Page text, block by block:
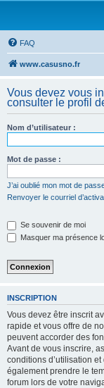
FAQ
www.casusno.fr
Vous devez vous
consulter le profil
Nom d’utilisateur :
Mot de passe :
J’ai oublié mon mot de
Renvoyer le courriel
Se souvenir de moi
Masquer ma présence
INSCRIPTION
Vous devez être inscrit
rapide et vous offre de
peuvent accorder des
Avant de vous inscrire,
conditions d’utilisation
également prendre le
forum lors de votre